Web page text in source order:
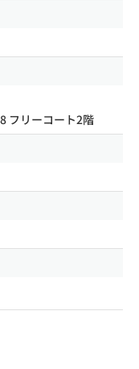
フリーコート2階